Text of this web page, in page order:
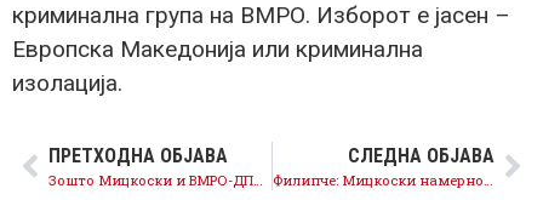
криминална група на ВМРО. Изборот е јасен –
Европска Македонија или криминална
изолација.
ПРЕТХОДНА ОБЈАВА
Зошто Мицкоски и ВМРО-ДПМНЕ не му честитаа на Петер Маѓар и на новата демократска влада во Унгарија, кога велат дека Тиза им е „сестринска партија“?
СЛЕДНА ОБЈАВА
Филипче: Мицкоски намерно ја турка Македонија во изолација за да ја заштити криминалната банда